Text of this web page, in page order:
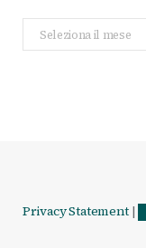
Archivio
Articoli
Privacy Statement |